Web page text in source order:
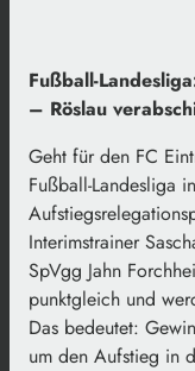
Fußball-
– Röslau
Geht für den FC
Fußball-Landesliga
Interimstrainer
SpVgg Jahn
punktgleich und
Das bedeutet:
um den Aufstieg in